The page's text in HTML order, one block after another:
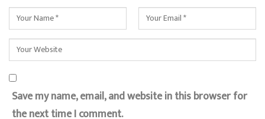
Save my name, email, and website in this browser for
the next time I comment.